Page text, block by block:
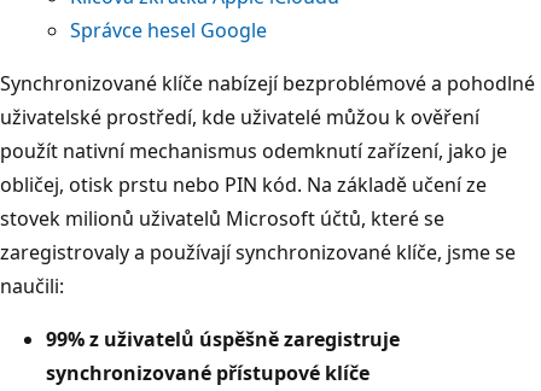
Správce hesel Google
Synchronizované klíče nabízejí bezproblémové a pohodlné
uživatelské prostředí, kde uživatelé můžou k ověření
použít nativní mechanismus odemknutí zařízení, jako je
obličej, otisk prstu nebo PIN kód. Na základě učení ze
stovek milionů uživatelů Microsoft účtů, které se
zaregistrovaly a používají synchronizované klíče, jsme se
naučili:
99% z uživatelů úspěšně zaregistruje
synchronizované přístupové klíče